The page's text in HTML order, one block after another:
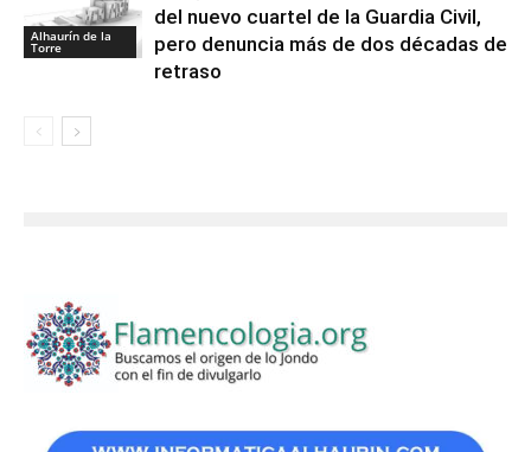
Alhaurín de la
Torre
del nuevo cuartel de la Guardia Civil,
pero denuncia más de dos décadas de
retraso